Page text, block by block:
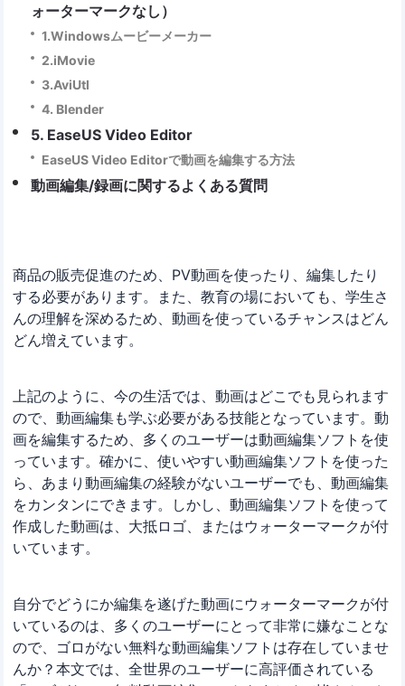
ォーターマークなし）
1.Windowsムービーメーカー
2.iMovie
3.AviUtl
4. Blender
5. EaseUS Video Editor
EaseUS Video Editorで動画を編集する方法
動画編集/録画に関するよくある質問
商品の販売促進のため、PV動画を使ったり、編集したり
する必要があります。また、教育の場においても、学生さ
んの理解を深めるため、動画を使っているチャンスはどん
どん増えています。
上記のように、今の生活では、動画はどこでも見られます
ので、動画編集も学ぶ必要がある技能となっています。動
画を編集するため、多くのユーザーは動画編集ソフトを使
っています。確かに、使いやすい動画編集ソフトを使った
ら、あまり動画編集の経験がないユーザーでも、動画編集
をカンタンにできます。しかし、動画編集ソフトを使って
作成した動画は、大抵ロゴ、またはウォーターマークが付
いています。
自分でどうにか編集を遂げた動画にウォーターマークが付
いているのは、多くのユーザーにとって非常に嫌なことな
ので、ゴロがない無料な動画編集ソフトは存在していませ
んか？本文では、全世界のユーザーに高評価されている